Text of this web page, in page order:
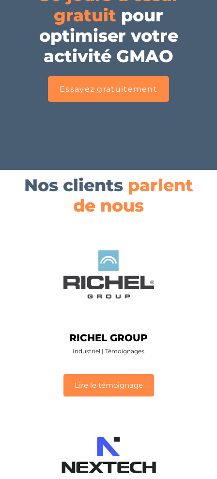
gratuit pour
optimiser votre
activité GMAO
Essayez gratuitement
Nos clients parlent
de nous
RICHEL GROUP
Industriel | Témoignages
Lire le témoignage